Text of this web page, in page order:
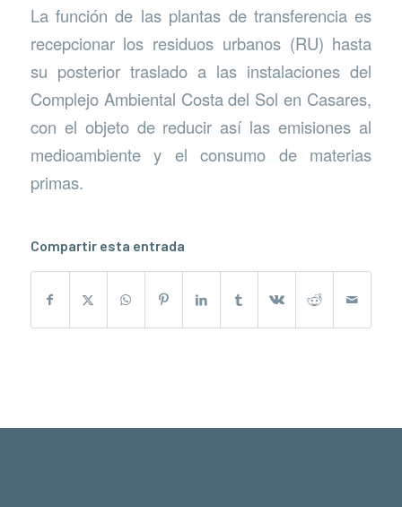
La función de las plantas de transferencia es
recepcionar los residuos urbanos (RU) hasta
su posterior traslado a las instalaciones del
Complejo Ambiental Costa del Sol en Casares,
con el objeto de reducir así las emisiones al
medioambiente y el consumo de materias
primas.
Compartir esta entrada